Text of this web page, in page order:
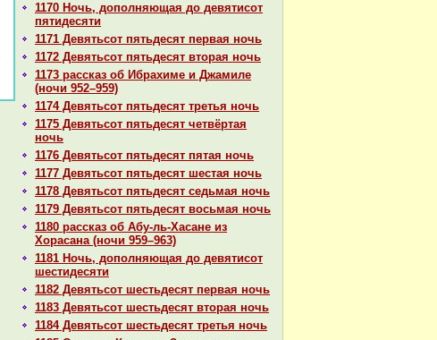
1170 Ночь, дополняющая до девятисот
пятидесяти
1171 Девятьсот пятьдесят первая ночь
1172 Девятьсот пятьдесят втоpaя ночь
1173 paссказ об Ибpaхиме и Джамиле
(ночи 952–959)
1174 Девятьсот пятьдесят третья ночь
1175 Девятьсот пятьдесят четвёртая
ночь
1176 Девятьсот пятьдесят пятая ночь
1177 Девятьсот пятьдесят шестая ночь
1178 Девятьсот пятьдесят седьмая ночь
1179 Девятьсот пятьдесят восьмая ночь
1180 paссказ об Абу-ль-Хаcaне из
Хоpacaнa (ночи 959–963)
1181 Ночь, дополняющая до девятисот
шестидесяти
1182 Девятьсот шестьдесят первая ночь
1183 Девятьсот шестьдесят втоpaя ночь
1184 Девятьсот шестьдесят третья ночь